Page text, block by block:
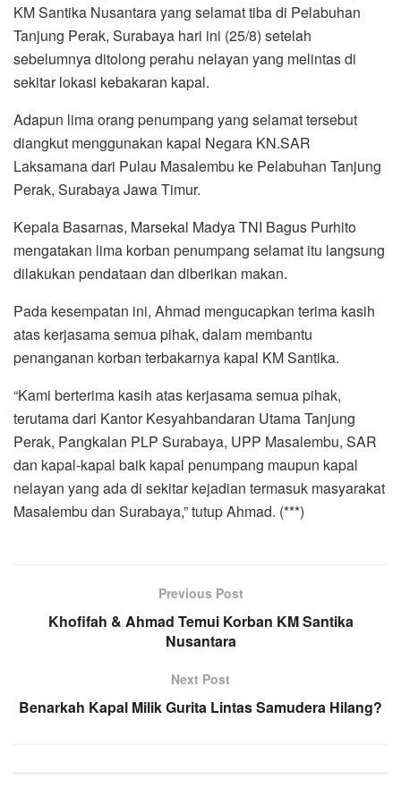
KM Santika Nusantara yang selamat tiba di Pelabuhan
Tanjung Perak, Surabaya hari ini (25/8) setelah
sebelumnya ditolong perahu nelayan yang melintas di
sekitar lokasi kebakaran kapal.
Adapun lima orang penumpang yang selamat tersebut
diangkut menggunakan kapal Negara KN.SAR
Laksamana dari Pulau Masalembu ke Pelabuhan Tanjung
Perak, Surabaya Jawa Timur.
Kepala Basarnas, Marsekal Madya TNI Bagus Purhito
mengatakan lima korban penumpang selamat itu langsung
dilakukan pendataan dan diberikan makan.
Pada kesempatan ini, Ahmad mengucapkan terima kasih
atas kerjasama semua pihak, dalam membantu
penanganan korban terbakarnya kapal KM Santika.
“Kami berterima kasih atas kerjasama semua pihak,
terutama dari Kantor Kesyahbandaran Utama Tanjung
Perak, Pangkalan PLP Surabaya, UPP Masalembu, SAR
dan kapal-kapal baik kapal penumpang maupun kapal
nelayan yang ada di sekitar kejadian termasuk masyarakat
Masalembu dan Surabaya,” tutup Ahmad. (***)
Previous Post
Khofifah & Ahmad Temui Korban KM Santika
Nusantara
Next Post
Benarkah Kapal Milik Gurita Lintas Samudera Hilang?